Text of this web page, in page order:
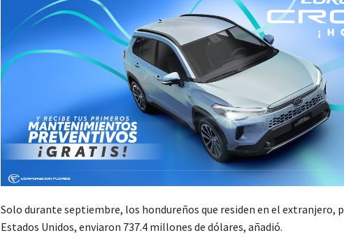
Solo durante septiembre, los hondureños que residen en el extranjero,
Estados Unidos, enviaron 737.4 millones de dólares, añadió.